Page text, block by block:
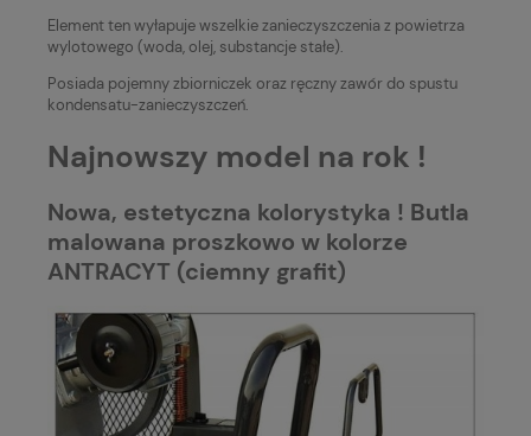
Element ten wyłapuje wszelkie zanieczyszczenia z powietrza
wylotowego (woda, olej, substancje stałe).
Posiada pojemny zbiorniczek oraz ręczny zawór do spustu
kondensatu-zanieczyszczeń.
Najnowszy model na rok !
Nowa, estetyczna kolorystyka ! Butla
malowana proszkowo w kolorze
ANTRACYT (ciemny grafit)